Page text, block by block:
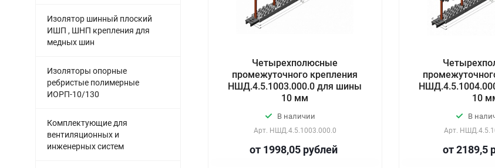
Четырехполюсные
промежуточного крепления
НШД.4.5.1003.000.0 для шины
10 мм
В наличии
Арт. НШД.4.5.1003.000.0
от 1998,05 рублей
10
В
Арт.
от 2189,5
Изолятор шинный плоский
ИШП , ШНП крепления для
медных шин
Изоляторы опорные
ребристые полимерные
ИОРП-10/130
Комплектующие для
вентиляционных и
инженерных систем